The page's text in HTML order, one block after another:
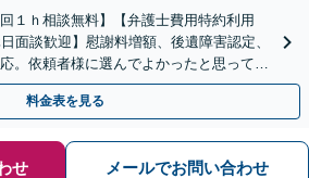
１ｈ相談無料】【弁護士費用特約利用
面談歓迎】慰謝料増額、後遺障害認定、
。依頼者様に選んでよかったと思っても
ご相談ください。
料金表を見る
せ メールでお問い合わせ